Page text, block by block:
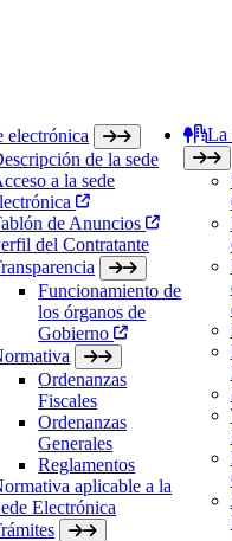
electrónica
de la sede
a la sede
de Anuncios
del Contratante
Funcionamiento de
los órganos de
Gobierno
Ordenanzas
Fiscales
Ordenanzas
Generales
Reglamentos
aplicable a la
Electrónica
La